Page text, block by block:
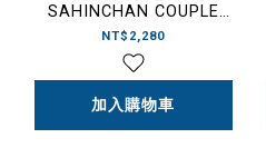
SAHINCHAN COUPLE
MUGS-MACAU & JOMA
(SET OF 2) 蠟筆小新 電影
版 雙人馬克杯 馬卡歐 裘馬
NT$2,280
加入購物車